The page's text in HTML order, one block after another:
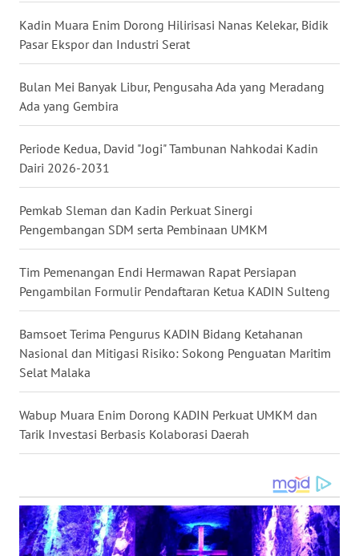
Kadin Muara Enim Dorong Hilirisasi Nanas Kelekar, Bidik
Pasar Ekspor dan Industri Serat
Bulan Mei Banyak Libur, Pengusaha Ada yang Meradang
Ada yang Gembira
Periode Kedua, David "Jogi" Tambunan Nahkodai Kadin
Dairi 2026-2031
Pemkab Sleman dan Kadin Perkuat Sinergi
Pengembangan SDM serta Pembinaan UMKM
Tim Pemenangan Endi Hermawan Rapat Persiapan
Pengambilan Formulir Pendaftaran Ketua KADIN Sulteng
Bamsoet Terima Pengurus KADIN Bidang Ketahanan
Nasional dan Mitigasi Risiko: Sokong Penguatan Maritim
Selat Malaka
Wabup Muara Enim Dorong KADIN Perkuat UMKM dan
Tarik Investasi Berbasis Kolaborasi Daerah
WN
RIAU
WN
SERAMBI
WN
JAMBI
WN
SULTRA
WN
SULTENG
WN
SUMBAR